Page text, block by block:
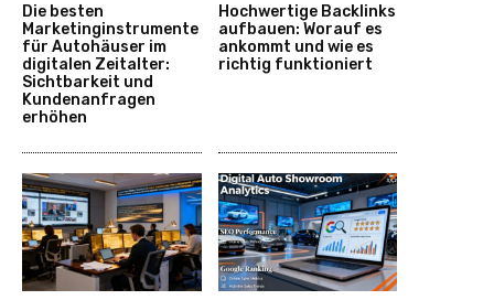
Die besten
Marketinginstrumente
für Autohäuser im
digitalen Zeitalter:
Sichtbarkeit und
Kundenanfragen
erhöhen
Hochwertige Backlinks
aufbauen: Worauf es
ankommt und wie es
richtig funktioniert